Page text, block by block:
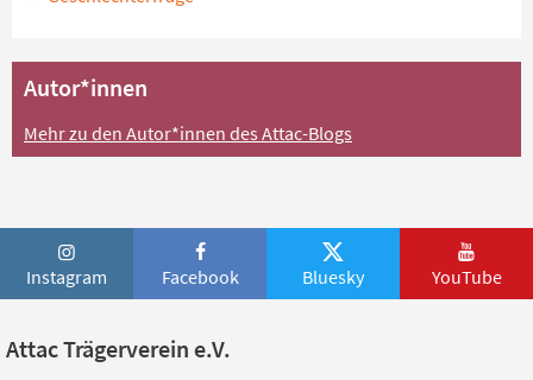
Autor*innen
Mehr zu den Autor*innen des Attac-Blogs
Instagram Facebook Bluesky YouTube
Attac Trägerverein e.V.